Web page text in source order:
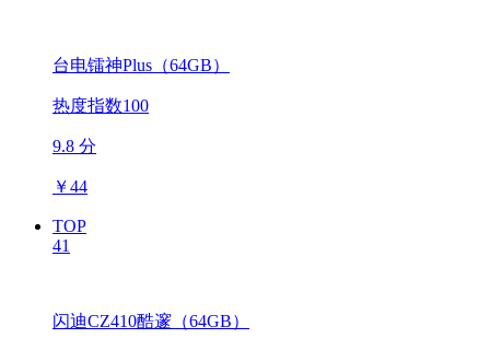
台电镭神Plus（64GB）
热度指数100
9.8 分
￥44
TOP
41
闪迪CZ410酷邃（64GB）